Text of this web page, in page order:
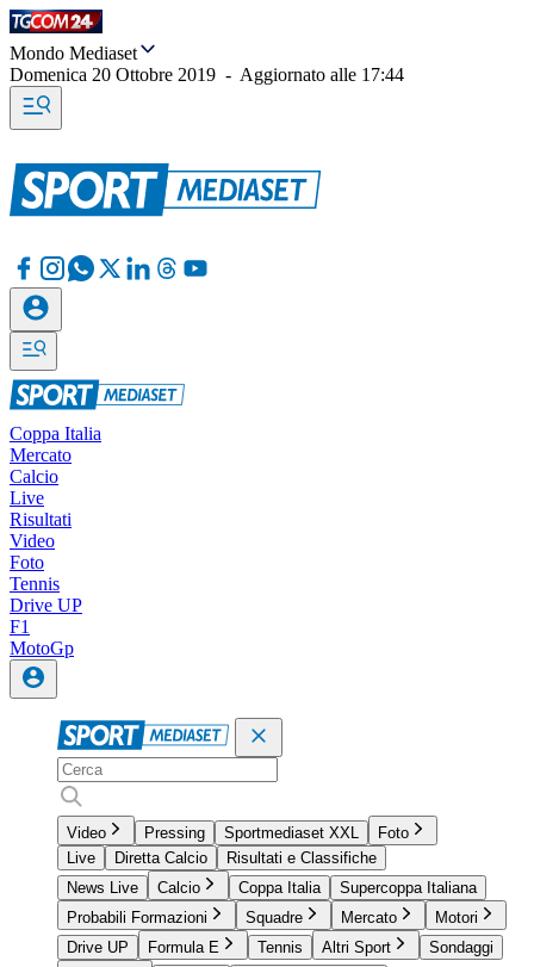
Mondo Mediaset
Domenica 20 Ottobre 2019 - Aggiornato alle 17:44
Coppa Italia
Mercato
Calcio
Live
Risultati
Video
Foto
Tennis
Drive UP
F1
MotoGp
Video Pressing Sportmediaset XXL
Foto
Live
Diretta Calcio
Risultati e Classifiche
News Live
Calcio Coppa Italia
Supercoppa Italiana
Probabili Formazioni
Squadre Mercato
Motori
Drive UP
Formula E Tennis Altri Sport
Sondaggi